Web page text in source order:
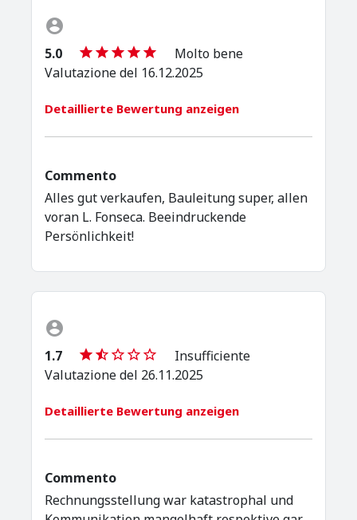
5.0
Molto bene
Valutazione del 16.12.2025
Detaillierte Bewertung anzeigen
Commento
Alles gut verkaufen, Bauleitung super, allen
voran L. Fonseca. Beeindruckende
Persönlichkeit!
1.7
Insufficiente
Valutazione del 26.11.2025
Detaillierte Bewertung anzeigen
Commento
Rechnungsstellung war katastrophal und